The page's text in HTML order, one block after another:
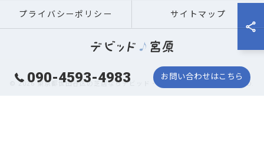
090-4593-4983 お問い合わせはこちら
プライバシーポリシー サイトマップ
© 2026 東京都世田谷区の芝居ならデビッド・宮原 ALL RIGHTS RESERVED.